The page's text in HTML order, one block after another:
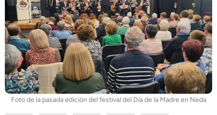
Foto de la pasada edición del festival del Día de la Madre en Neda